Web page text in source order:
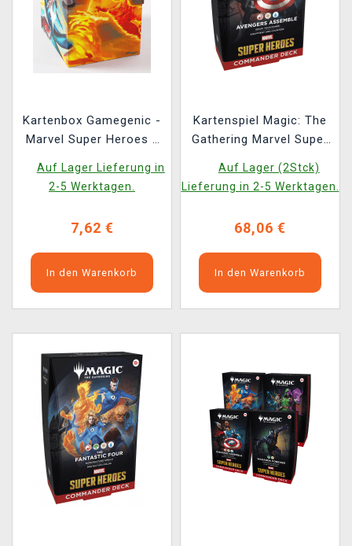
Kartenbox Gamegenic -
Marvel Super Heroes -
Sideloading The
Fantastic Four
Auf Lager Lieferung in
2-5 Werktagen.
7,62 €
In den Warenkorb
Kartenspiel Magic: The
Gathering Marvel Super
Assemble Commander
Deck
Auf Lager (2Stck)
Lieferung in 2-5 Werktagen.
68,06 €
In den Warenkorb